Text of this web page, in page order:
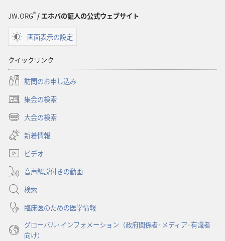
さ
さ
JW.ORG®/ エホバの証人の公式ウェブサイト
画面表示の設定
クイックリンク
訪問のお申し込み
集会の検索
（新
し
タ
で
開
く）
大会の検索
（新
し
い
タ
ブ
で
開
く）
新着情報
ビデオ
音声解説付きの動画
検索
臨床医のための医学情報
グローバル･インフォメーション（政府関係者･メディア･有識者
向け）